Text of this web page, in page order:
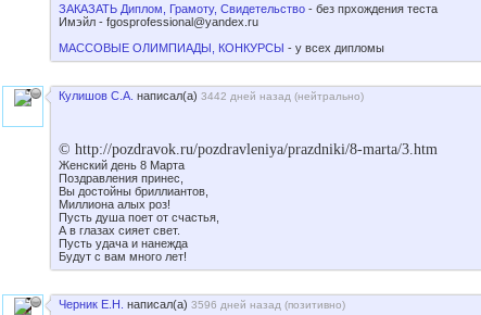
ЗАКАЗАТЬ Диплом, Грамоту, Свидетельство - без прхождения теста
Имэйл - fgosprofessional@yandex.ru
МАССОВЫЕ ОЛИМПИАДЫ, КОНКУРСЫ - у всех дипломы
Кулишов С.А. написал(а) 3442 дней назад (нейтрально)
© http://pozdravok.ru/pozdravleniya/prazdniki/8-marta/3.htm
Женский день 8 Марта
Поздравления принес,
Вы достойны бриллиантов,
Миллиона алых роз!
Пусть душа поет от счастья,
А в глазах сияет свет.
Пусть удача и нанежда
Будут с вам много лет!
Черник Е.Н. написал(а) 3596 дней назад (позитивно)